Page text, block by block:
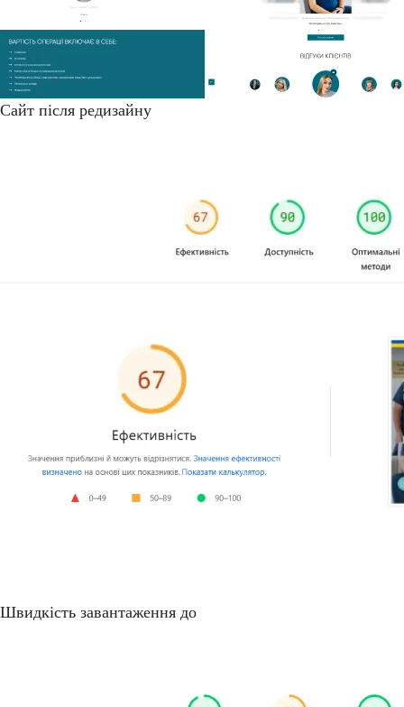
Сайт після редизайну
Швидкість завантаження до